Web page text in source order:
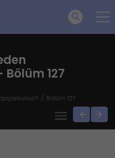
Bölüm 127
Bölüm 127